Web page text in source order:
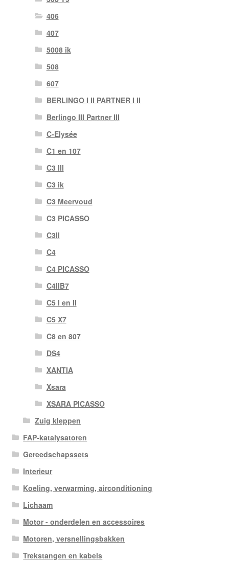
406
407
5008 ik
508
607
BERLINGO I II PARTNER I II
Berlingo III Partner III
C-Elysée
C1 en 107
C3 III
C3 ik
C3 Meervoud
C3 PICASSO
C3II
C4
C4 PICASSO
C4IIB7
C5 I en II
C5 X7
C8 en 807
DS4
XANTIA
Xsara
XSARA PICASSO
Zuig kleppen
FAP-katalysatoren
Gereedschapssets
Interieur
Koeling, verwarming, airconditioning
Lichaam
Motor - onderdelen en accessoires
Motoren, versnellingsbakken
Trekstangen en kabels